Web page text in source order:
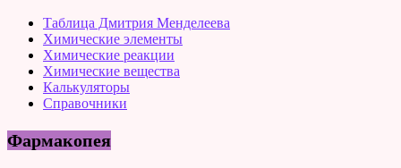
Таблица Дмитрия Менделеева
Химические элементы
Химические реакции
Химические вещества
Калькуляторы
Справочники
Фармакопея